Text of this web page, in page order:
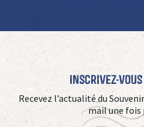
Inscrivez-
Recevez l’actualité du
mail une fois